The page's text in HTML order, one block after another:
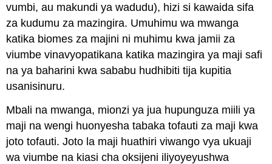
vumbi, au makundi ya wadudu), hizi si kawaida sifa
za kudumu za mazingira. Umuhimu wa mwanga
katika biomes za majini ni muhimu kwa jamii za
viumbe vinavyopatikana katika mazingira ya maji safi
na ya baharini kwa sababu hudhibiti tija kupitia
usanisinuru.
Mbali na mwanga, mionzi ya jua hupunguza miili ya
maji na wengi huonyesha tabaka tofauti za maji kwa
joto tofauti. Joto la maji huathiri viwango vya ukuaji
wa viumbe na kiasi cha oksijeni iliyoyeyushwa